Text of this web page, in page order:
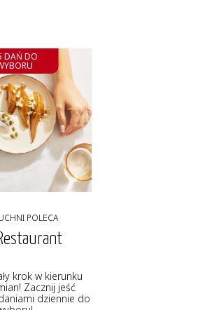
DAŃ DO
POLECA
krok w kierunku
Zacznij jeść
dziennie do